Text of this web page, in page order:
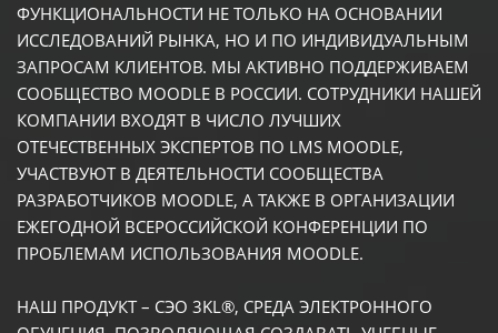
ФУНКЦИОНАЛЬНОСТИ НЕ ТОЛЬКО НА ОСНОВАНИИ
ИССЛЕДОВАНИЙ РЫНКА, НО И ПО ИНДИВИДУАЛЬНЫМ
ЗАПРОСАМ КЛИЕНТОВ. МЫ АКТИВНО ПОДДЕРЖИВАЕМ
СООБЩЕСТВО MOODLE В РОССИИ. СОТРУДНИКИ НАШЕЙ
КОМПАНИИ ВХОДЯТ В ЧИСЛО ЛУЧШИХ
ОТЕЧЕСТВЕННЫХ ЭКСПЕРТОВ ПО LMS MOODLE,
УЧАСТВУЮТ В ДЕЯТЕЛЬНОСТИ СООБЩЕСТВА
РАЗРАБОТЧИКОВ MOODLE, А ТАКЖЕ В ОРГАНИЗАЦИИ
ЕЖЕГОДНОЙ ВСЕРОССИЙСКОЙ КОНФЕРЕНЦИИ ПО
ПРОБЛЕМАМ ИСПОЛЬЗОВАНИЯ MOODLE.
НАШ ПРОДУКТ – СЭО 3KL®, СРЕДА ЭЛЕКТРОННОГО